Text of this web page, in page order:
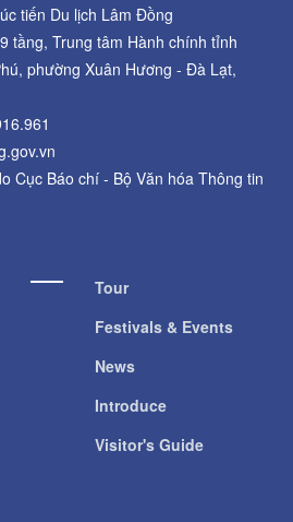
tiến Du lịch Lâm Đồng
tầng, Trung tâm Hành chính tỉnh
phường Xuân Hương - Đà Lạt,
Cục Báo chí - Bộ Văn hóa Thông tin
Tour
Festivals & Events
News
Introduce
Visitor's Guide